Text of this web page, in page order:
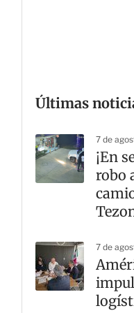
Últimas
7 de
¡En
robo
7 de